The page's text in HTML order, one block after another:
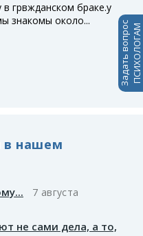
грвжданском браке.у
знакомы около...
в нашем
7 августа
не сами дела, а то,
Задать вопросПСИХОЛОГАМ